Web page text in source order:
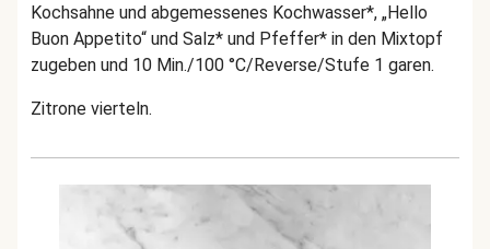
Kochsahne und abgemessenes Kochwasser*, „Hello
Buon Appetito“ und Salz* und Pfeffer* in den Mixtopf
zugeben und 10 Min./100 °C/Reverse/Stufe 1 garen.
Zitrone vierteln.